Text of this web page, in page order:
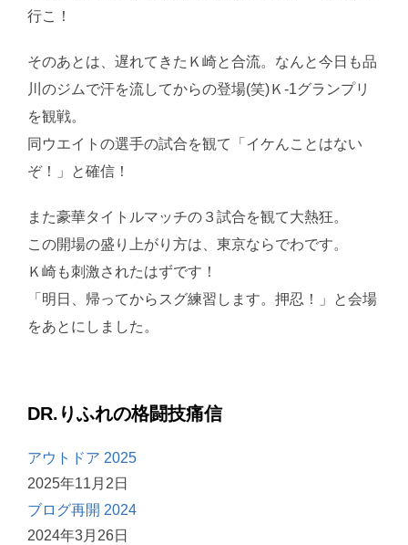
行こ！
そのあとは、遅れてきたＫ崎と合流。なんと今日も品
川のジムで汗を流してからの登場(笑)Ｋ-1グランプリ
を観戦。
同ウエイトの選手の試合を観て「イケんことはない
ぞ！」と確信！
また豪華タイトルマッチの３試合を観て大熱狂。
この開場の盛り上がり方は、東京ならでわです。
Ｋ崎も刺激されたはずです！
「明日、帰ってからスグ練習します。押忍！」と会場
をあとにしました。
DR.りふれの格闘技痛信
アウトドア 2025
2025年11月2日
ブログ再開 2024
2024年3月26日